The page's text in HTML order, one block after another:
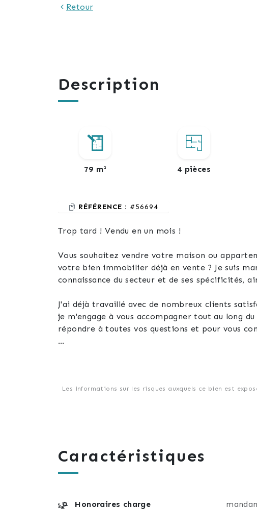
Retour
Description
79 m² 4 pièces
RÉFÉRENCE : #56694
Trop tard ! Vendu en un mois !
Vous souhaitez vendre votre maison ou
votre bien immobilier déjà en vente ? Je suis
connaissance du secteur et de ses spécificités,
J'ai déjà travaillé avec de nombreux clients
je m'engage à vous accompagner tout au long
répondre à toutes vos questions et pour vous
Nathalie Simonin, joignable au 06.29.63.73.97
Les informations sur les risques auxquels ce bien est
Caractéristiques
Honoraires charge